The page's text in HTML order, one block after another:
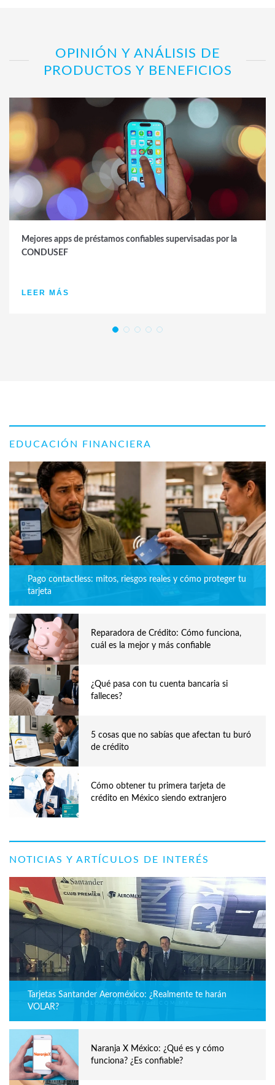
OPINIÓN Y ANÁLISIS DE
PRODUCTOS Y BENEFICIOS
Mejores apps de préstamos confiables supervisadas por la
CONDUSEF
LEER MÁS
EDUCACIÓN FINANCIERA
Pago contactless: mitos, riesgos reales y cómo proteger tu
tarjeta
Reparadora de Crédito: Cómo funciona,
cuál es la mejor y más confiable
¿Qué pasa con tu cuenta bancaria si
falleces?
5 cosas que no sabías que afectan tu buró
de crédito
Cómo obtener tu primera tarjeta de
crédito en México siendo extranjero
NOTICIAS Y ARTÍCULOS DE INTERÉS
Tarjetas Santander Aeroméxico: ¿Realmente te harán
VOLAR?
Naranja X México: ¿Qué es y cómo
funciona? ¿Es confiable?